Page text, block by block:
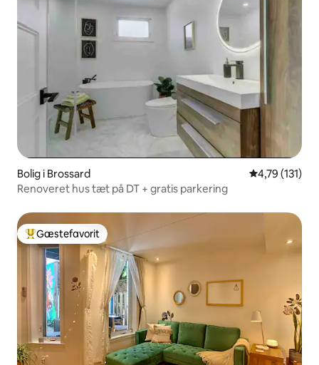
Bolig i Brossard 4,79 ud af 5 i
4,79 (131)
Renoveret hus tæt på DT + gratis parkering
Bedste gæstefavorit
Gæstefavorit